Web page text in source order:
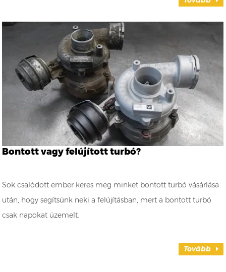
Bontott vagy felújított turbó?
Sok csalódott ember keres meg minket bontott turbó vásárlása
után, hogy segítsünk neki a felújításban, mert a bontott turbó
csak napokat üzemelt.
Tovább